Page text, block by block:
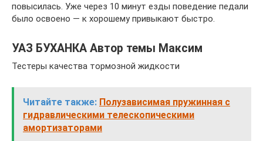
повысилась. Уже через 10 минут езды поведение педали
было освоено — к хорошему привыкают быстро.
УАЗ БУХАНКА Автор темы Максим
Тестеры качества тормозной жидкости
Читайте также: Полузависимая пружинная с
гидравлическими телескопическими
амортизаторами